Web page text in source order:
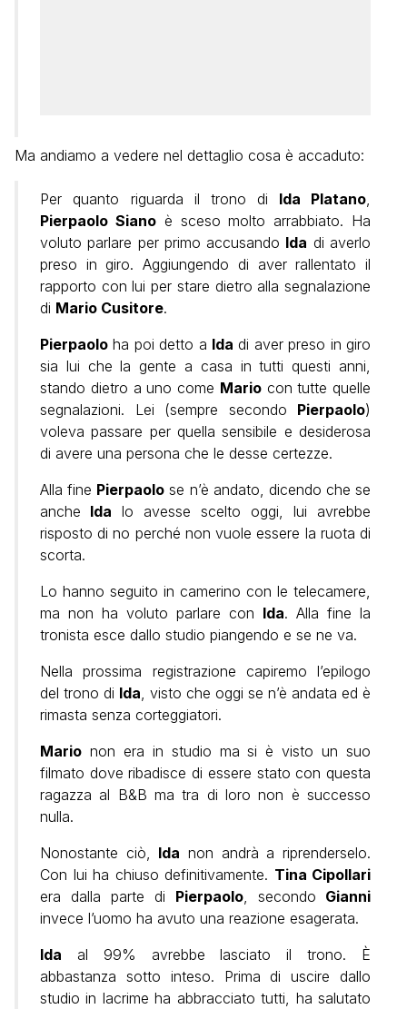
Ma andiamo a vedere nel dettaglio cosa è accaduto:
Per quanto riguarda il trono di Ida Platano
Pierpaolo Sianoè sceso molto arrabbiato. Ha
voluto parlare per primo accusando Ida di averlo
preso in giro. Aggiungendo di aver rallentato il
rapporto con lui per stare dietro alla segnalazione
di Mario Cusitore.
Pierpaolo ha poi detto a Ida di aver preso in giro
sia lui che la gente a casa in tutti questi anni,
stando dietro a uno come Mariocon tutte quelle
segnalazioni. Lei (sempre secondo Pierpaolo)
voleva passare per quella sensibile e desiderosa
di avere una persona che le desse certezze.
Alla fine Pierpaolo se n’è andato, dicendo che se
anche Ida lo avesse scelto oggi, lui avrebbe
risposto di no perché non vuole essere la ruota di
scorta.
Lo hanno seguito in camerino con le telecamere,
ma non ha voluto parlare con Ida. Alla fine la
tronista esce dallo studio piangendo e se ne va.
Nella prossima registrazione capiremo l’epilogo
del trono di Ida , visto che oggi se n’è andata ed è
rimasta senza corteggiatori.
Mario non era in studio ma si è visto un suo
filmato dove ribadisce di essere stato con questa
ragazza al B&B ma tra di loro non è successo
nulla.
Nonostante ciò, Ida non andrà a riprenderselo.
Con lui ha chiuso definitivamente. Tina Cipollari
era dalla parte di Pierpaolo , secondo Gianni
invece l’uomo ha avuto una reazione esagerata.
Ida al 99% avrebbe lasciato il trono. È
abbastanza sotto inteso. Prima di uscire dallo
studio in lacrime ha abbracciato tutti, ha salutato